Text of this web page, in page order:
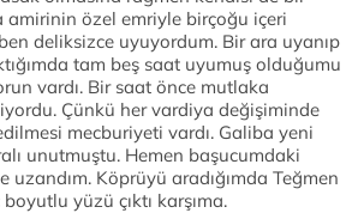
özel emriyle birçoğu içeri
ben deliksizce uyuyordum. Bir ara uyanıp
tam beş saat uyumuş olduğumu
vardı. Bir saat önce mutlaka
Çünkü her vardiya değişiminde
mecburiyeti vardı. Galiba yeni
unutmuştu. Hemen başucumdaki
Köprüyü aradığımda Teğmen
yüzü çıktı karşıma.